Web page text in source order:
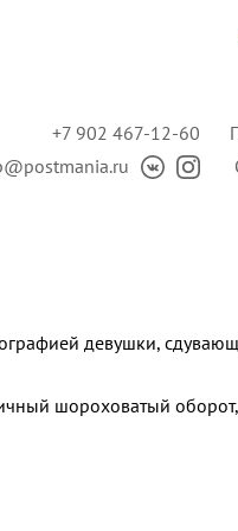
+7 902 467-12-60
девушки,
шороховатый